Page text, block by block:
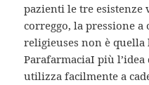
pazienti le tre esistenze
correggo, la pressione a
religieuses non è
ParafarmaciaI più
utilizza facilmente a